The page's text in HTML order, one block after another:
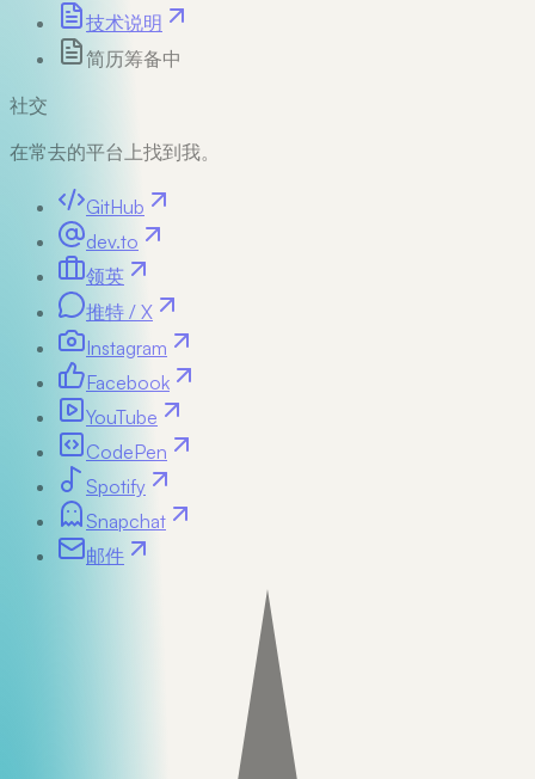
技术说明
简历筹备中
社交
在常去的平台上找到我。
GitHub
dev.to
领英
推特 / X
Instagram
Facebook
YouTube
CodePen
Spotify
Snapchat
邮件